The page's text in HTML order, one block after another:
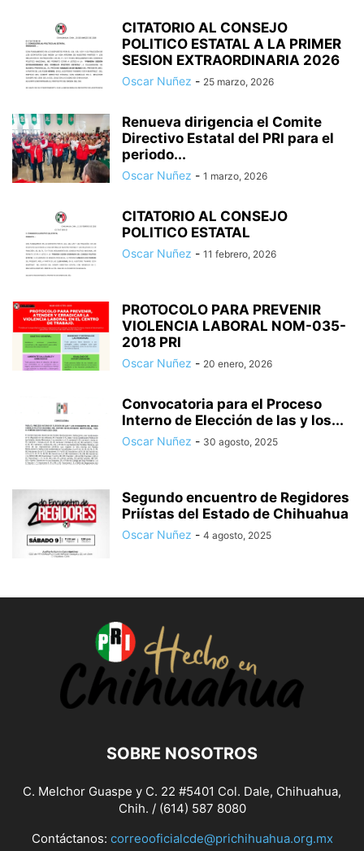
CITATORIO AL CONSEJO
POLITICO ESTATAL A LA PRIMER
SESION EXTRAORDINARIA 2026
Oscar Nuñez - 25 marzo, 2026
Renueva dirigencia el Comite
Directivo Estatal del PRI para el
periodo...
Oscar Nuñez - 1 marzo, 2026
CITATORIO AL CONSEJO
POLITICO ESTATAL
Oscar Nuñez - 11 febrero, 2026
PROTOCOLO PARA PREVENIR
VIOLENCIA LABORAL NOM-035-
2018 PRI
Oscar Nuñez - 20 enero, 2026
Convocatoria para el Proceso
Interno de Elección de las y los...
Oscar Nuñez - 30 agosto, 2025
Segundo encuentro de Regidores
Priístas del Estado de Chihuahua
Oscar Nuñez - 4 agosto, 2025
SOBRE NOSOTROS
C. Melchor Guaspe y C. 22 #5401 Col. Dale, Chihuahua,
Chih. / (614) 587 8080
Contáctanos: correooficialcde@prichihuahua.org.mx